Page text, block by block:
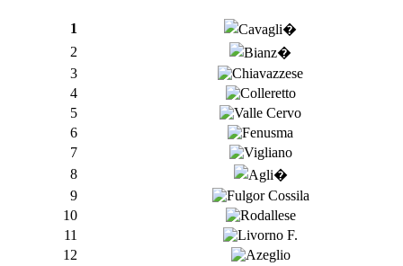
1
2
3
4
5
6
7
8
9
10
11
12